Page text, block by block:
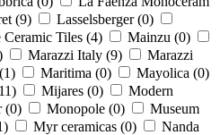
(9) Lasselsberger (0)
Ceramic Tiles (4) Mainzu (0)
Marazzi Italy (9)
Marazzi
1) Maritima (0) Mayolica (0)
11) Mijares (0)
Modern
(0) Monopole (0)
Museum
) Myr ceramicas (0)
Nanda